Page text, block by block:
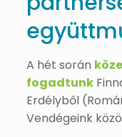
A hét során
fogadtunk
Erdélyből
Vendégeink